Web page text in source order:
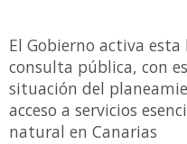
El Gobierno activa
consulta pública, con
situación del
acceso a servicios
natural en Canarias